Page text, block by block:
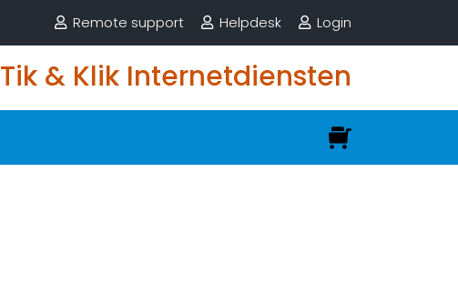
Remote support Helpdesk Login
Tik & Klik Internetdiensten